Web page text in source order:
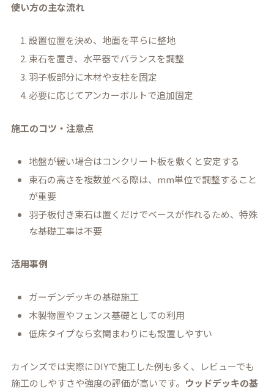
使い方の主な流れ
設置位置を決め、地面を平らに整地
束石を置き、水平器でバランスを調整
羽子板部分に木材や支柱を固定
必要に応じてアンカーボルトで追加固定
施工のコツ・注意点
地盤が緩い場合はコンクリート板を敷くと安定する
束石の高さを複数並べる際は、mm単位で調整すること
が重要
羽子板付き束石は置くだけでベースが作れるため、特殊
な基礎工事は不要
活用事例
ガーデンデッキの基礎施工
木製物置やフェンス基礎としての利用
低床タイプなら玄関まわりにも設置しやすい
カインズでは実際にDIYで施工した例も多く、レビューでも
施工のしやすさや強度の評価が高いです。 ウッドデッキの基